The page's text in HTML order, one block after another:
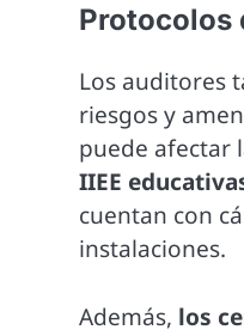
Protocolos
Los auditores
riesgos y
puede afectar
IIEE
cuentan con
instalaciones.
Además, los